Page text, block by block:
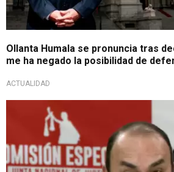
Ollanta Humala se pronuncia tras
me ha negado la posibilidad de
ACTUALIDAD
Lo último